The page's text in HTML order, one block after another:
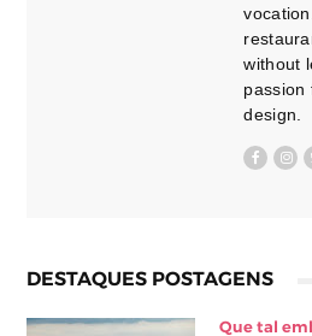
without
passion
design.
DESTAQUES POSTAGENS
Que tal